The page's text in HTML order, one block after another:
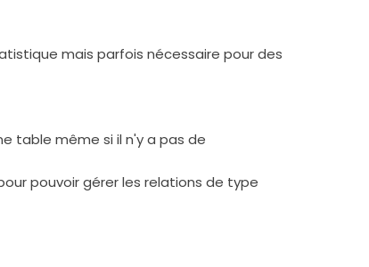
mais parfois nécessaire pour des
table même si il n'y a pas de
pouvoir gérer les relations de type